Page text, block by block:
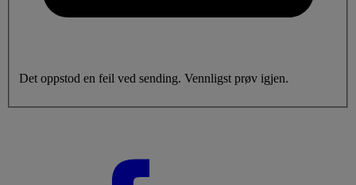
Det oppstod en feil ved sending. Vennligst prøv igjen.